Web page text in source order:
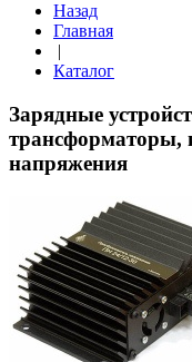
Назад
Главная
|
Каталог
Зарядные
трансформаторы,
напряжения